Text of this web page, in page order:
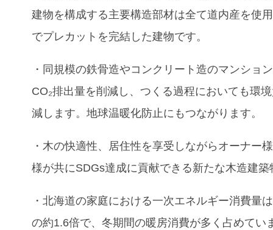
建物を構成する主要構造部材は全て道内産を使
でプレカットを完結した建物です。
・同規模の鉄骨造やコンクリート造のマンショ
CO₂排出量を削減し、つくる過程においても環
減します。地球温暖化防止にもつながります。
・木の快適性、居住性を享受しながらオーナー
様が共にSDGs達成に貢献できる新たな木造建築
・北海道の家庭における一次エネルギー消費量
の約1.6倍で、冬期間の暖房消費が多く占めてい